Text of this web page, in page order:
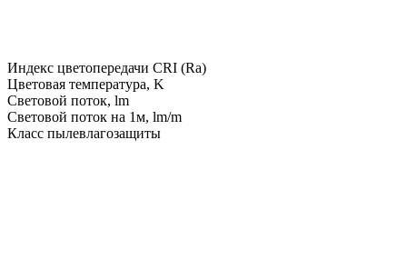
Индекс цветопередачи CRI (Ra)
Цветовая температура, K
Световой поток, lm
Световой поток на 1м, lm/m
Класс пылевлагозащиты